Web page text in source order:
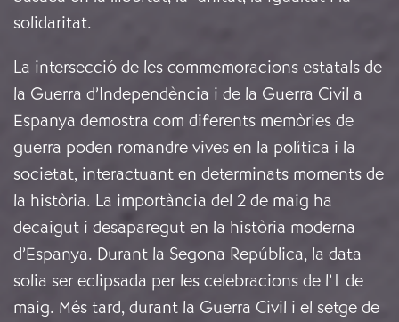
solidaritat.
La intersecció de les commemoracions estatals de
la Guerra d’Independència i de la Guerra Civil a
Espanya demostra com diferents memòries de
guerra poden romandre vives en la política i la
societat, interactuant en determinats moments de
la història. La importància del 2 de maig ha
decaigut i desaparegut en la història moderna
d’Espanya. Durant la Segona República, la data
solia ser eclipsada per les celebracions de l’1 de
maig. Més tard, durant la Guerra Civil i el setge de